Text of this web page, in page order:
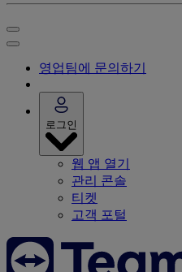
영업팀에 문의하기
로그인
웹 앱 열기
관리 콘솔
티켓
고객 포털